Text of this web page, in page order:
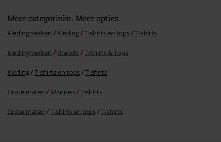
Meer categorieën. Meer opties.
Kledingmerken Kleding T-shirts en tops T-shirts
Kledingmerken Brandit T-Shirts & Tops
Kleding T-shirts en tops T-shirts
Grote maten Mannen T-shirts
Grote maten T-shirts en tops T-shirts